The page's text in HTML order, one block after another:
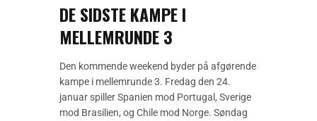
DE SIDSTE KAMPE I
MELLEMRUNDE 3
Den kommende weekend byder på afgørende
kampe i mellemrunde 3. Fredag den 24.
januar spiller Spanien mod Portugal, Sverige
mod Brasilien, og Chile mod Norge. Søndag